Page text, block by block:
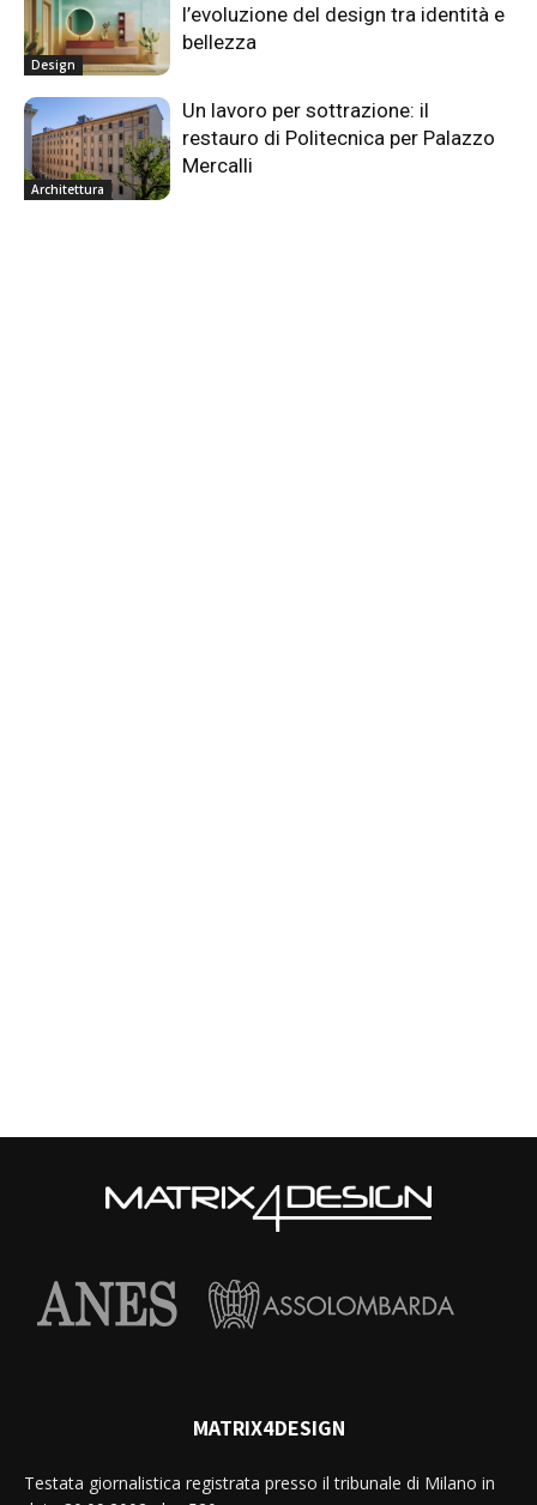
Design
l’evoluzione del design tra identità e
bellezza
Architettura
Un lavoro per sottrazione: il
restauro di Politecnica per Palazzo
Mercalli
MATRIX4DESIGN
Testata giornalistica registrata presso il tribunale di Milano in